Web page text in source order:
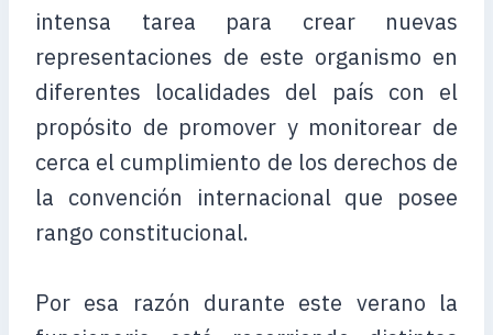
intensa tarea para crear nuevas
representaciones de este organismo en
diferentes localidades del país con el
propósito de promover y monitorear de
cerca el cumplimiento de los derechos de
la convención internacional que posee
rango constitucional.
Por esa razón durante este verano la